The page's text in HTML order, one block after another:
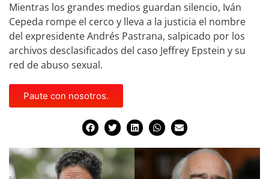
Mientras los grandes medios guardan silencio, Iván
Cepeda rompe el cerco y lleva a la justicia el nombre
del expresidente Andrés Pastrana, salpicado por los
archivos desclasificados del caso Jeffrey Epstein y su
red de abuso sexual.
Paute con nosotros.